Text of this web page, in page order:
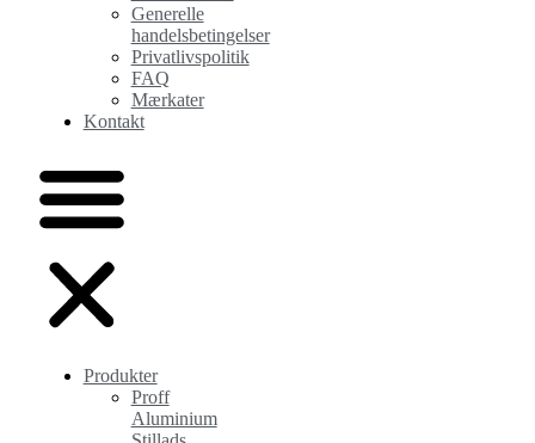
Generelle
handelsbetingelser
Privatlivspolitik
FAQ
Mærkater
Kontakt
Produkter
Proff
Aluminium